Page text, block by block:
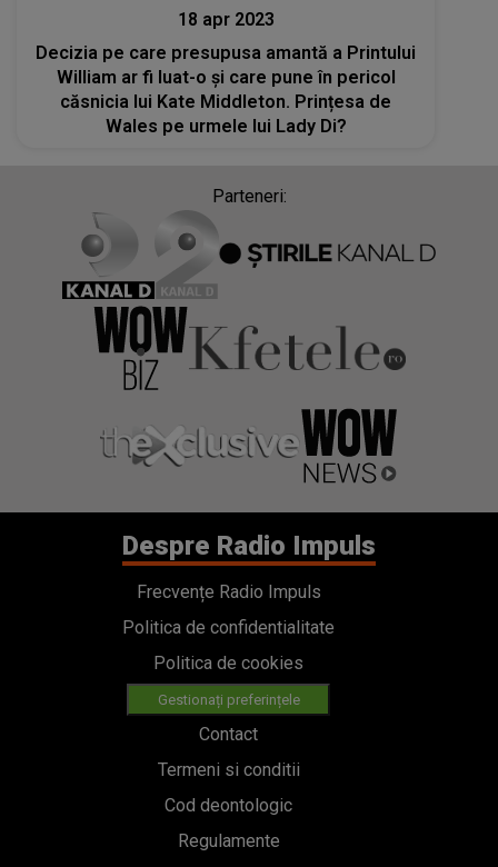
18 apr 2023
Decizia pe care presupusa amantă a Printului
William ar fi luat-o și care pune în pericol
căsnicia lui Kate Middleton. Prințesa de
Wales pe urmele lui Lady Di?
Parteneri:
Despre Radio Impuls
Frecvențe Radio Impuls
Politica de confidentialitate
Politica de cookies
Gestionați preferințele
Contact
Termeni si conditii
Cod deontologic
Regulamente